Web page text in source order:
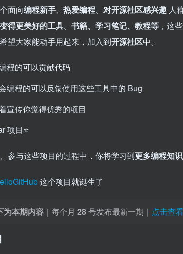
面向编程新手、 热爱编程、 对开源社区感兴趣 人
得更美好的工具、 书籍、学习笔记、教程等 ，这
望大家能动手用起来，加入到开源社区中。
程的可以贡献代码
编程的可以反馈使用这些工具中的 Bug
宣传你觉得优秀的项目
项目⭐️
参与这些项目的过程中，你将学习到更多编程知识
这个项目就诞生了
为本期内容 ｜每个月 28号发布最新一期｜ 点击查